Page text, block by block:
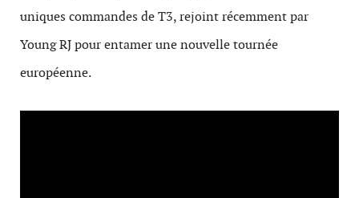
uniques commandes de T3, rejoint récemment par
Young RJ pour entamer une nouvelle tournée
européenne.